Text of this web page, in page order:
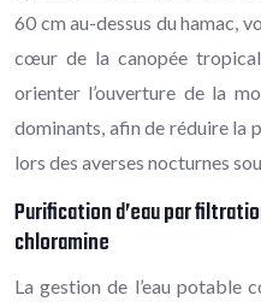
60 cm au-dessus du hamac,
cœur de la canopée
orienter l’ouverture de la
dominants, afin de réduire la
lors des averses nocturnes
Purification d’eau par
chloramine
La gestion de l’eau potable